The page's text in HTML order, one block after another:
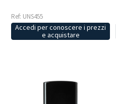
Ref: UNS455
Accedi per conoscere i prezzi
e acquistare